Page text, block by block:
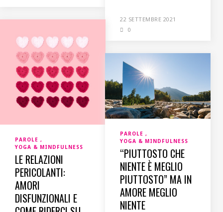
22 SETTEMBRE 2021
0
PAROLE
YOGA & MINDFULNESS
LE RELAZIONI
PERICOLANTI:
AMORI
DISFUNZIONALI E
PAROLE
YOGA & MINDFULNESS
“PIUTTOSTO CHE
NIENTE È MEGLIO
PIUTTOSTO” MA IN
AMORE MEGLIO
NIENTE